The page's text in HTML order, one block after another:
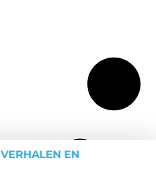
VERHALEN EN